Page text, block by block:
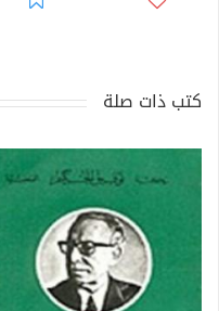
كتب ذات صلة